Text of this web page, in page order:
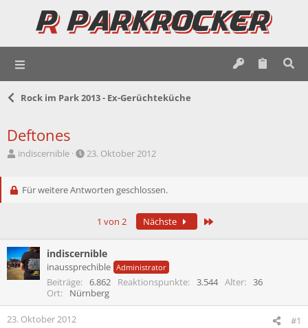
Rock im Park 2013 - Ex-Gerüchteküche
Deftones
E
t
r
indiscernible
E
t
a
m
23. Oktober 2012
Für weitere Antworten geschlossen.
1 von 2 Nächste
indiscernible
inaussprechible Administrator
Beiträge 6.862 Reaktionspunkte 3.544 Alter
36
Ort
Nürnberg
23. Oktober 2012 #1